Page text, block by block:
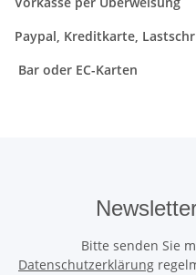
Paypal, Kreditkarte,
Bar oder EC-Karten
Bitte senden Sie
Datenschutzerklärung